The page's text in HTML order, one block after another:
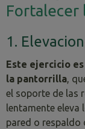
Fortalecer
1.
Este ejercicio
la pantorrilla,
el soporte de las
lentamente eleva
pared o respaldo